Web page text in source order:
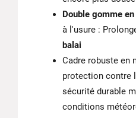
Double gomme
à l'usure :
balai
Cadre robuste en
protection contre
sécurité durable
conditions